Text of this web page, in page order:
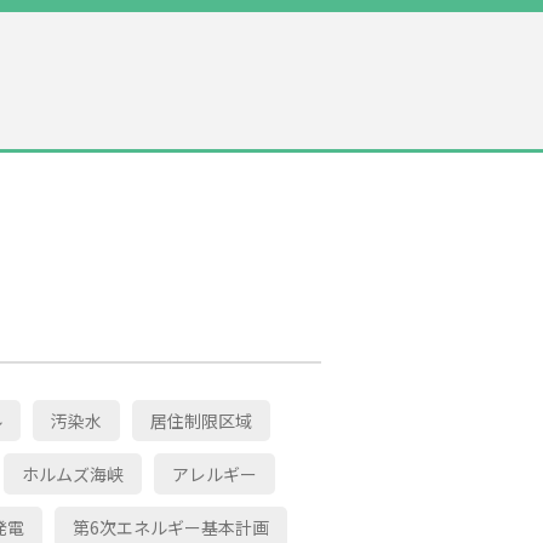
汚染水 居住制限区域
ホルムズ海峡 アレルギー
電 第6次エネルギー基本計画